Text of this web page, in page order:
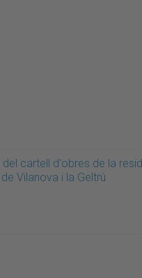
del cartell d'obres de la
Vilanova i la Geltrú